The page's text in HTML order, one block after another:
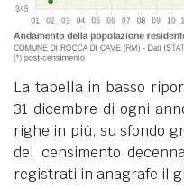
La tabella in basso
31 dicembre di ogni
righe in più, su sfondo
del censimento
registrati in anagrafe il